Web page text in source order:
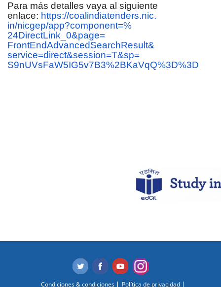
Para más detalles vaya al siguiente
enlace: https://coalindiatenders.nic.
in/nicgep/app?component=%
24DirectLink_0&page=
FrontEndAdvancedSearchResult&
service=direct&session=T&sp=
S9nUVsFaW5IG5v7B3%2BKaVqQ%3D%3D
Condiciones & condiciones Política de privacidad